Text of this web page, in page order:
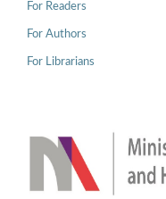
For Readers
For Authors
For Librarians